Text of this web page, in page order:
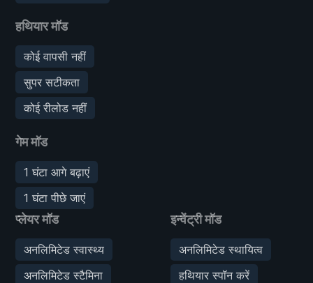
हथियार मॉड
कोई वापसी नहीं
सुपर सटीकता
कोई रीलोड नहीं
गेम मॉड
1 घंटा आगे बढ़ाएं
1 घंटा पीछे जाएं
प्लेयर मॉड
अनलिमिटेड स्वास्थ्य
अनलिमिटेड स्टैमिना
इन्वेंट्री मॉड
अनलिमिटेड स्थायित्व
हथियार स्पॉन करें